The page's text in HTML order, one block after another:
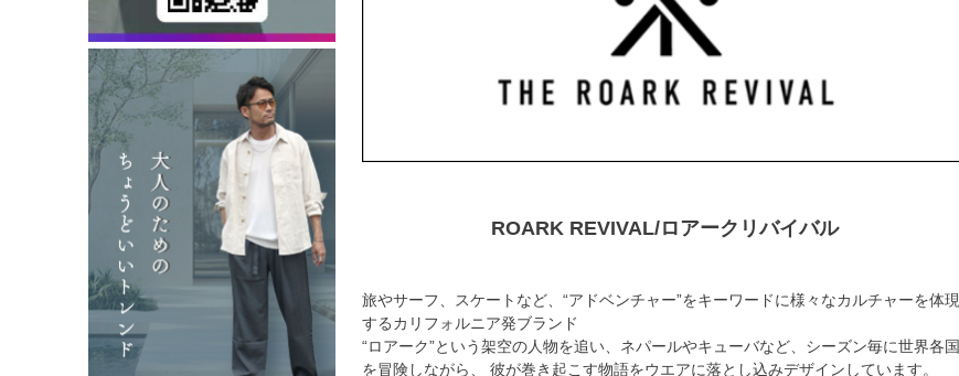
ROARK REVIVAL/ロアークリバイバル
旅やサーフ、スケートなど、“アドベンチャー”をキーワードに様々なカルチャーを体現
するカリフォルニア発ブランド
“ロアーク”という架空の人物を追い、ネパールやキューバなど、シーズン毎に世界各国
を冒険しながら、 彼が巻き起こす物語をウエアに落とし込みデザインしています。